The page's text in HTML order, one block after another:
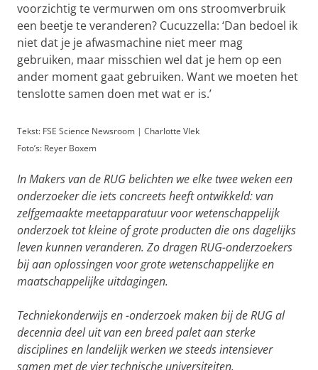
voorzichtig te vermurwen om ons stroomverbruik
een beetje te veranderen? Cucuzzella: ‘Dan bedoel ik
niet dat je je afwasmachine niet meer mag
gebruiken, maar misschien wel dat je hem op een
ander moment gaat gebruiken. Want we moeten het
tenslotte samen doen met wat er is.’
Tekst: FSE Science Newsroom | Charlotte Vlek
Foto’s: Reyer Boxem
In Makers van de RUG belichten we elke twee weken een
onderzoeker die iets concreets heeft ontwikkeld: van
zelfgemaakte meetapparatuur voor wetenschappelijk
onderzoek tot kleine of grote producten die ons dagelijks
leven kunnen veranderen. Zo dragen RUG-onderzoekers
bij aan oplossingen voor grote wetenschappelijke en
maatschappelijke uitdagingen.
Techniekonderwijs en -onderzoek maken bij de RUG al
decennia deel uit van een breed palet aan sterke
disciplines en landelijk werken we steeds intensiever
samen met de vier technische universiteiten.